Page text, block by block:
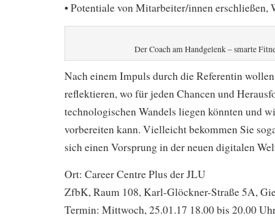
• Potentiale von Mitarbeiter/innen erschließen,
Der Coach am Handgelenk – smarte
Nach einem Impuls durch die Referentin
reflektieren, wo für jeden Chancen und
technologischen Wandels liegen könnten und
vorbereiten kann. Vielleicht bekommen Sie
sich einen Vorsprung in der neuen digitalen
Ort: Career Centre Plus der JLU
ZfbK, Raum 108, Karl-Glöckner-Straße 5A,
Termin: Mittwoch, 25.01.17 18.00 bis 20.00